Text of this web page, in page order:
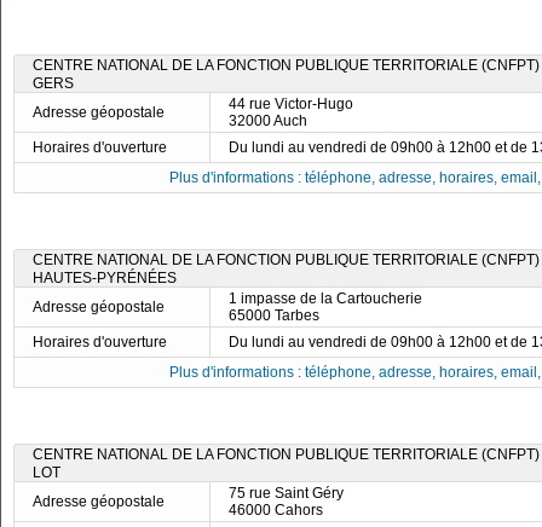
CENTRE NATIONAL DE LA FONCTION PUBLIQUE TERRITORIALE
GERS
Adresse géopostale
44 rue Victor-Hugo
32000 Auch
Horaires d'ouverture
Du lundi au vendredi de 09h00 à 12h00 et de
Plus d'informations : téléphone, adresse, horaires,
CENTRE NATIONAL DE LA FONCTION PUBLIQUE TERRITORIALE
HAUTES-PYRÉNÉES
Adresse géopostale
1 impasse de la Cartoucherie
65000 Tarbes
Horaires d'ouverture
Du lundi au vendredi de 09h00 à 12h00 et de
Plus d'informations : téléphone, adresse, horaires,
CENTRE NATIONAL DE LA FONCTION PUBLIQUE TERRITORIALE
LOT
Adresse géopostale
75 rue Saint Géry
46000 Cahors